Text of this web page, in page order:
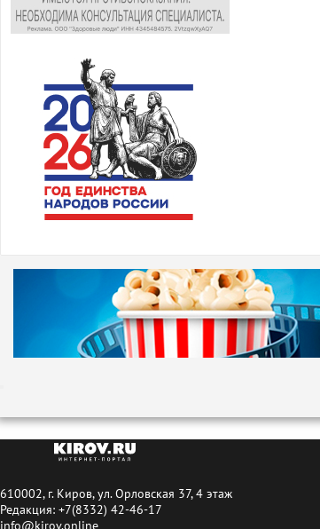
610002, г. Киров, ул. Орловская 37, 4 этаж
Редакция: +7(8332) 42-46-17
info@kirov.online